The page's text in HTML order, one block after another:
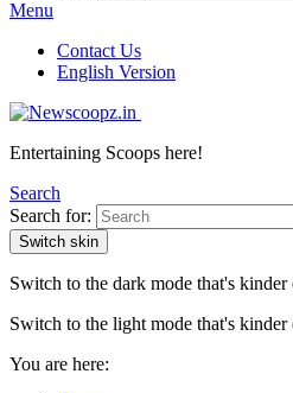
Menu
Contact Us
English Version
Entertaining Scoops here!
Search
Search for:
Switch skin
Switch to the dark mode that's
Switch to the light mode that's kinder
You are here: